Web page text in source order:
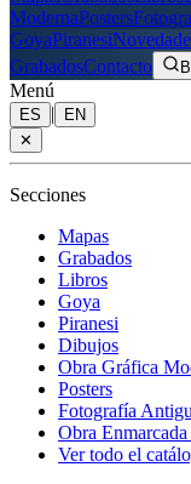
ModernaPosters
GoyaPiranesi
GrabadosContacto
Menú
ES |
EN
✕
Secciones
Mapas
Grabados
Libros
Goya
Piranesi
Dibujos
Obra Gráfica
Posters
Fotografía
Obra
Ver todo el